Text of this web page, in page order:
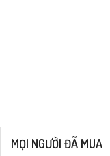
MỌI NGƯỜI ĐÃ MUA